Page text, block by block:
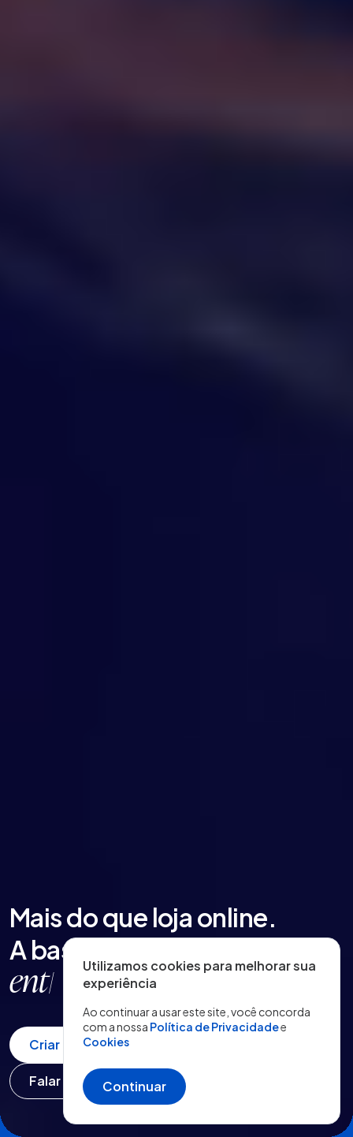
Mais do que loja online.
A base para sua marca
fidel
Criar loja grátis
Falar com Vendas
Utilizamos cookies para melhorar sua
experiência
Ao continuar a usar este site, você concorda
com a nossa Política de Privacidadee
Cookies
Continuar